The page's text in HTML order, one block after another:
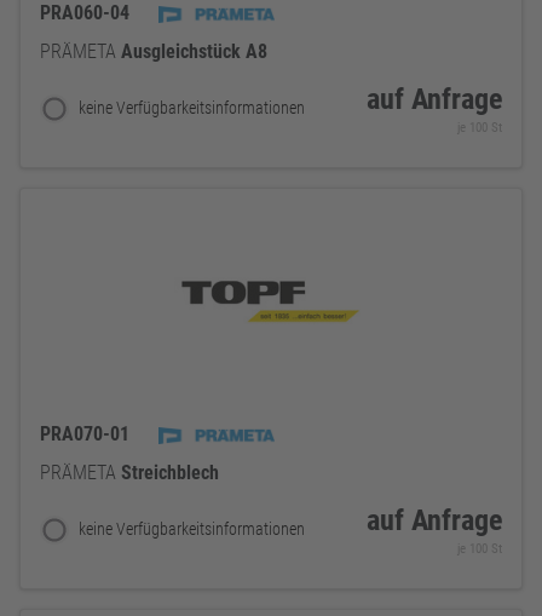
PRA060-04
PRÄMETA Ausgleichstück A8
keine Verfügbarkeitsinformationen auf Anfrage
je 100 St
PRA070-01
PRÄMETA Streichblech
keine Verfügbarkeitsinformationen auf Anfrage
je 100 St